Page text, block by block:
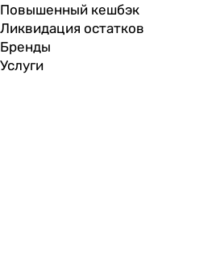
Повышенный кешбэк
Ликвидация остатков
Бренды
Услуги